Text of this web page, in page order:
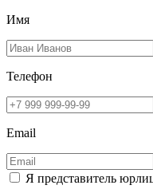
Имя
Телефон
Email
Я представитель